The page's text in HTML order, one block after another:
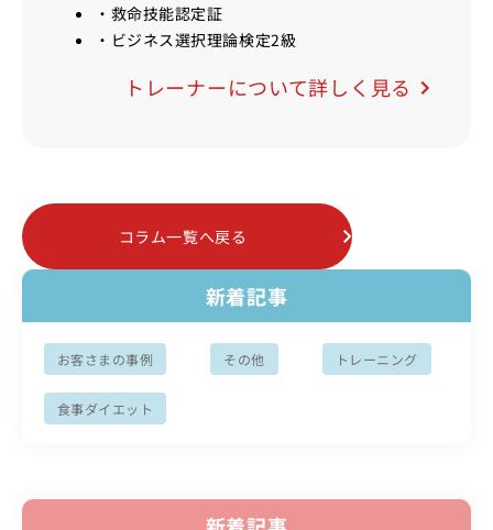
・救命技能認定証
・ビジネス選択理論検定2級
トレーナーについて詳しく見る
コラム一覧へ戻る
新着記事
お客さまの事例 その他 トレーニング
食事ダイエット